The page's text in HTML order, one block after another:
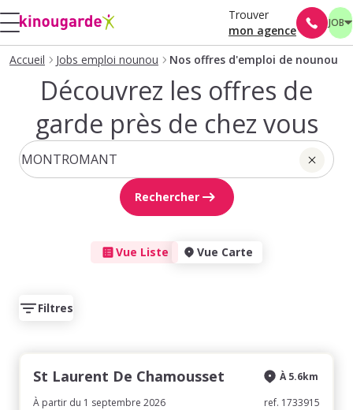
Trouver
mon agence
JOB
Accueil Jobs emploi nounou Nos offres d'emploi de nounou
Découvrez les offres de
garde près de chez vous
Rechercher
Vue Liste Vue Carte
Filtres
St Laurent De Chamousset
À partir du 1 septembre 2026
À 5.6km
ref. 1733915